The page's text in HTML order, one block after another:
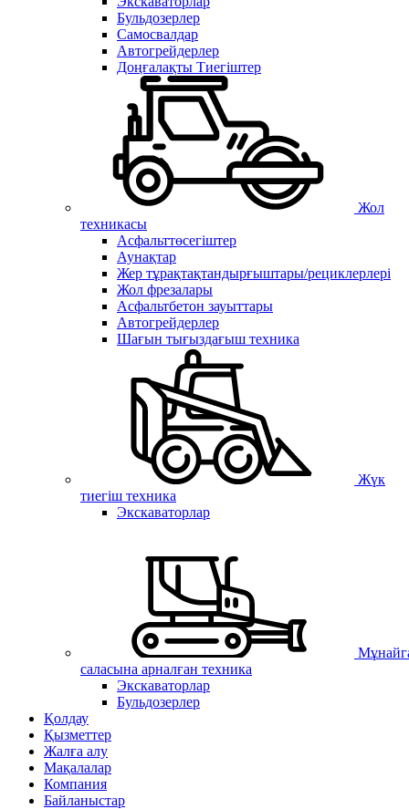
Бульдозерлер
Самосвалдар
Автогрейдерлер
Доңғалақты Тиегіштер
Жол
техникасы
Асфальттөсегіштер
Аунақтар
Жер тұрақтақтандырғыштары/рециклерлері
Жол фрезалары
Асфальтбетон зауыттары
Автогрейдерлер
Шағын тығыздағыш техника
Жүк
тиегіш техника
Экскаваторлар
саласына арналған техника
Экскаваторлар
Бульдозерлер
Қолдау
Қызметтер
Жалға алу
Мақалалар
Компания
Байланыстар